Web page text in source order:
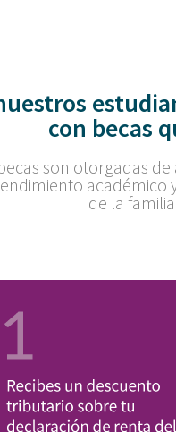
con becas
son otorgadas
académico
de la